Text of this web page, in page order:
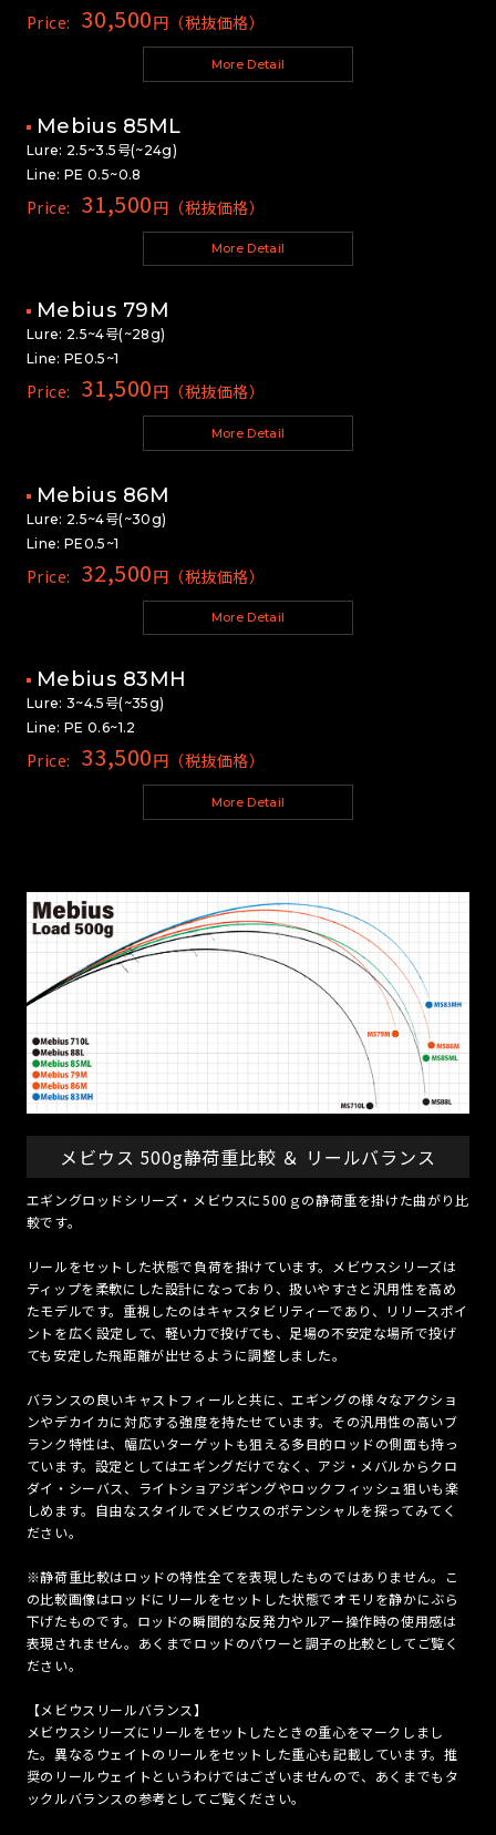
Price: 30,500円（税抜価格）
More Detail
Mebius 85ML
Lure: 2.5~3.5号(~24g)
Line: PE 0.5~0.8
Price: 31,500円（税抜価格）
More Detail
Mebius 79M
Lure: 2.5~4号(~28g)
Line: PE0.5~1
Price: 31,500円（税抜価格）
More Detail
Mebius 86M
Lure: 2.5~4号(~30g)
Line: PE0.5~1
Price: 32,500円（税抜価格）
More Detail
Mebius 83MH
Lure: 3~4.5号(~35g)
Line: PE 0.6~1.2
Price: 33,500円（税抜価格）
More Detail
メビウス 500g静荷重比較 ＆ リールバランス
エギングロッドシリーズ・メビウスに500ｇの静荷重を掛けた曲がり比
較です。
リールをセットした状態で負荷を掛けています。メビウスシリーズは
ティップを柔軟にした設計になっており、扱いやすさと汎用性を高め
たモデルです。重視したのはキャスタビリティーであり、リリースポイ
ントを広く設定して、軽い力で投げても、足場の不安定な場所で投げ
ても安定した飛距離が出せるように調整しました。
バランスの良いキャストフィールと共に、エギングの様々なアクショ
ンやデカイカに対応する強度を持たせています。その汎用性の高いブ
ランク特性は、幅広いターゲットも狙える多目的ロッドの側面も持っ
ています。設定としてはエギングだけでなく、アジ・メバルからクロ
ダイ・シーバス、ライトショアジギングやロックフィッシュ狙いも楽
しめます。自由なスタイルでメビウスのポテンシャルを探ってみてく
ださい。
※静荷重比較はロッドの特性全てを表現したものではありません。こ
の比較画像はロッドにリールをセットした状態でオモリを静かにぶら
下げたものです。ロッドの瞬間的な反発力やルアー操作時の使用感は
表現されません。あくまでロッドのパワーと調子の比較としてご覧く
ださい。
【メビウスリールバランス】
メビウスシリーズにリールをセットしたときの重心をマークしまし
た。異なるウェイトのリールをセットした重心も記載しています。推
奨のリールウェイトというわけではございませんので、あくまでもタ
ックルバランスの参考としてご覧ください。